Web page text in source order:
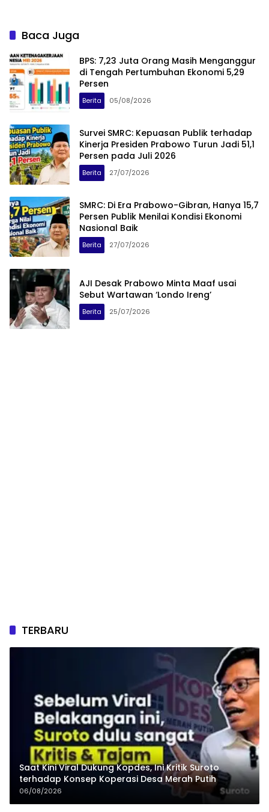
Baca Juga
BPS: 7,23 Juta Orang Masih Menganggur
di Tengah Pertumbuhan Ekonomi 5,29
Persen
Berita 05/08/2026
Survei SMRC: Kepuasan Publik terhadap
Kinerja Presiden Prabowo Turun Jadi 51,1
Persen pada Juli 2026
Berita 27/07/2026
SMRC: Di Era Prabowo-Gibran, Hanya 15,7
Persen Publik Menilai Kondisi Ekonomi
Nasional Baik
Berita 27/07/2026
AJI Desak Prabowo Minta Maaf usai
Sebut Wartawan ‘Londo Ireng’
Berita 25/07/2026
TERBARU
Saat Kini Viral Dukung Kopdes, Ini Kritik Suroto
terhadap Konsep Koperasi Desa Merah Putih
06/08/2026